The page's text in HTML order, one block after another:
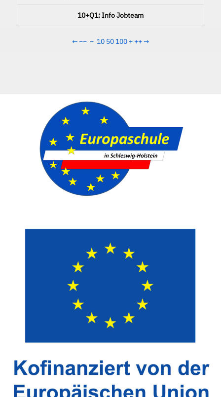
10+Q1: Info Jobteam
← −− − 10 50 100 + ++→